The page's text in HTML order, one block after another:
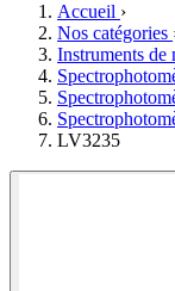
Accueil ›
Nos catégories
Instruments de
LV3235